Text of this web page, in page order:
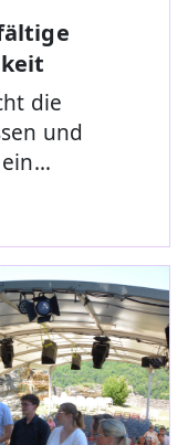
die
und
ein…